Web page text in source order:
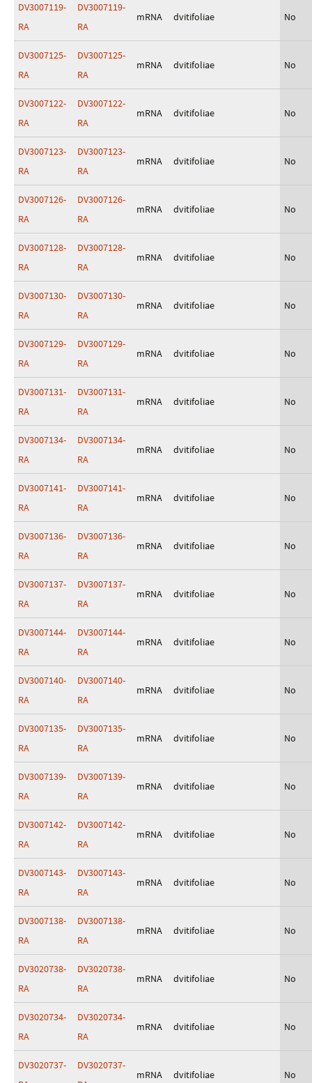
DV3007119-
RA
DV3007119-
RA
mRNA dvitifoliae No
DV3007125-
RA
DV3007125-
RA
mRNA dvitifoliae No
DV3007122-
RA
DV3007122-
RA
mRNA dvitifoliae No
DV3007123-
RA
DV3007123-
RA
mRNA dvitifoliae No
DV3007126-
RA
DV3007126-
RA
mRNA dvitifoliae No
DV3007128-
RA
DV3007128-
RA
mRNA dvitifoliae No
DV3007130-
RA
DV3007130-
RA
mRNA dvitifoliae No
DV3007129-
RA
DV3007129-
RA
mRNA dvitifoliae No
DV3007131-
RA
DV3007131-
RA
mRNA dvitifoliae No
DV3007134-
RA
DV3007134-
RA
mRNA dvitifoliae No
DV3007141-
RA
DV3007141-
RA
mRNA dvitifoliae No
DV3007136-
RA
DV3007136-
RA
mRNA dvitifoliae No
DV3007137-
RA
DV3007137-
RA
mRNA dvitifoliae No
DV3007144-
RA
DV3007144-
RA
mRNA dvitifoliae No
DV3007140-
RA
DV3007140-
RA
mRNA dvitifoliae No
DV3007135-
RA
DV3007135-
RA
mRNA dvitifoliae No
DV3007139-
RA
DV3007139-
RA
mRNA dvitifoliae No
DV3007142-
RA
DV3007142-
RA
mRNA dvitifoliae No
DV3007143-
RA
DV3007143-
RA
mRNA dvitifoliae No
DV3007138-
RA
DV3007138-
RA
mRNA dvitifoliae No
DV3020738-
RA
DV3020738-
RA
mRNA dvitifoliae No
DV3020734-
RA
DV3020734-
RA
mRNA dvitifoliae No
DV3020737-
DV3020737-
mRNA dvitifoliae No